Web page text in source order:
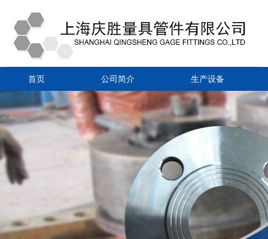
首页 公司简介 生产设备